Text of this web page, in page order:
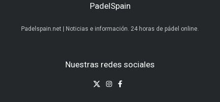
PadelSpain
Padelspain.net | Noticias e información. 24 horas de pádel online.
Nuestras redes sociales